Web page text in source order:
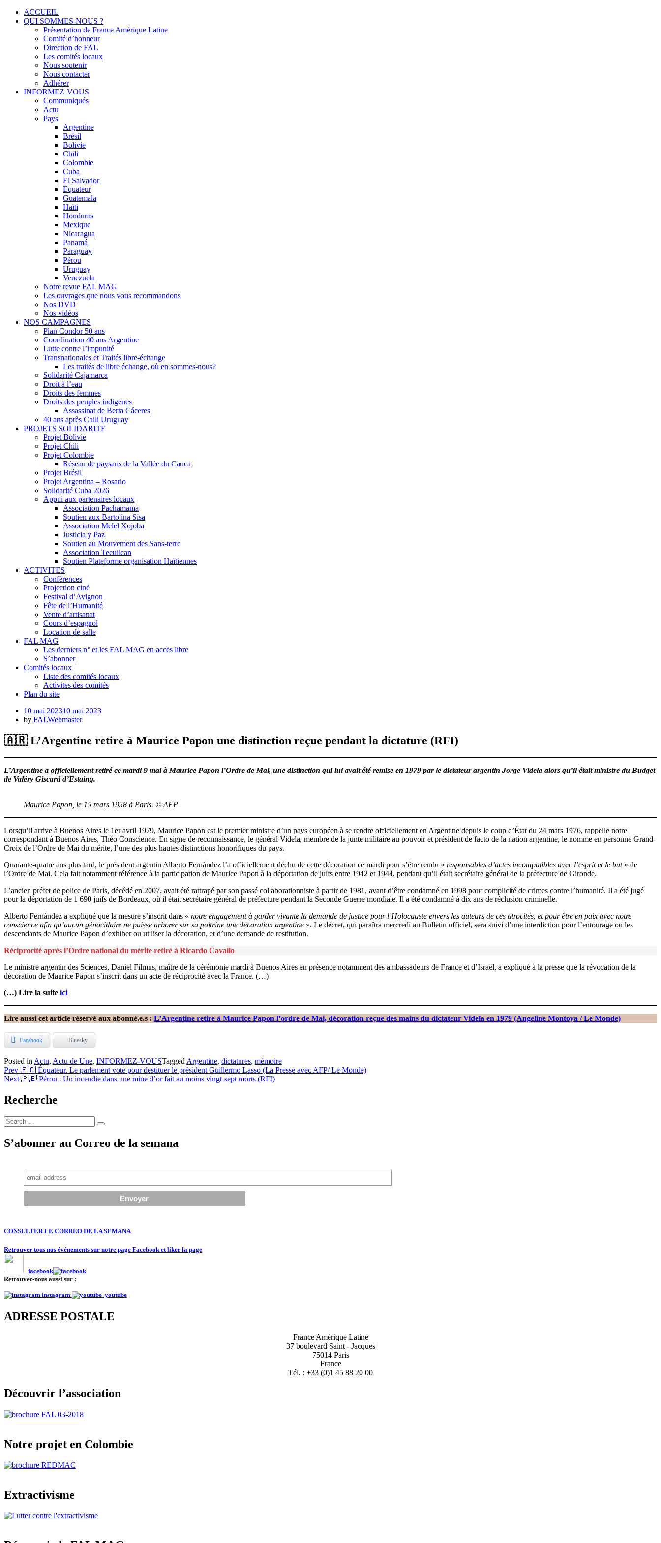
FRANCE AMERIQUE LATINE
Solidarité international et Amitiés entre les peuples
Menu
Skip
ACCUEIL
QUI SOMMES-NOUS ?
Présentation de France Amérique Latine
Comité d’honneur
Direction de FAL
Les comités locaux
Nous soutenir
Nous contacter
Adhérer
INFORMEZ-VOUS
Communiqués
Actu
Pays
Argentine
Brésil
Bolivie
Chili
Colombie
Cuba
El Salvador
Équateur
Guatemala
Haïti
Honduras
Mexique
Nicaragua
Panamá
Paraguay
Pérou
Uruguay
Venezuela
Notre revue FAL MAG
Les ouvrages que nous vous recommandons
Nos DVD
Nos vidéos
NOS CAMPAGNES
Plan Condor 50 ans
Coordination 40 ans Argentine
Lutte contre l’impunité
Transnationales et Traités libre-échange
Les traités de libre échange, où en sommes-nous?
Solidarité Cajamarca
Droit à l’eau
Droits des femmes
Droits des peuples indigènes
Assassinat de Berta Cáceres
40 ans après Chili Uruguay
PROJETS SOLIDARITE
Projet Bolivie
Projet Chili
Projet Colombie
Réseau de paysans de la Vallée du Cauca
Projet Brésil
Projet Argentina – Rosario
Solidarité Cuba 2026
Appui aux partenaires locaux
Association Pachamama
Soutien aux Bartolina Sisa
Association Melel Xojoba
Justicia y Paz
Soutien au Mouvement des Sans-terre
Association Tecuilcan
Soutien Plateforme organisation Haïtiennes
ACTIVITES
Conférences
Projection ciné
Festival d’Avignon
Fête de l’Humanité
Vente d’artisanat
Cours d’espagnol
Location de salle
FAL MAG
Les derniers n° et les FAL MAG en accès libre
S’abonner
Comités locaux
Liste des comités locaux
Activites des comités
Plan du site
Posted
on
10 mai 202310 mai 2023
by FALWebmaster
🇦🇷 L’Argentine retire à Maurice Papon une distinction reçue pendant la dictature (RFI)
L’Argentine a officiellement retiré ce mardi 9 mai à Maurice Papon l’Ordre de Mai, une distinction qui lui avait été remise en 1979 par le dictateur argentin Jorge Videla alors qu’il était ministre du Budget
de Valéry Giscard d’Estaing.
Maurice Papon, le 15 mars 1958 à Paris. © AFP
Lorsqu’il arrive à Buenos Aires le 1er avril 1979, Maurice Papon est le premier ministre d’un pays européen à se rendre officiellement en Argentine depuis le coup d’État du 24 mars 1976, rappelle notre
correspondant à Buenos Aires, Théo Conscience. En signe de reconnaissance, le général Videla, membre de la junte militaire au pouvoir et président de facto de la nation argentine, le nomme en personne Grand-
Croix de l’Ordre de Mai du mérite, l’une des plus hautes distinctions honorifiques du pays.
Quarante-quatre ans plus tard, le président argentin Alberto Fernández l’a officiellement déchu de cette décoration ce mardi pour s’être rendu « responsables d’actes incompatibles avec l’esprit et le but » de
l’Ordre de Mai. Cela fait notamment référence à la participation de Maurice Papon à la déportation de juifs entre 1942 et 1944, pendant qu’il était secrétaire général de la préfecture de Gironde.
L’ancien préfet de police de Paris, décédé en 2007, avait été rattrapé par son passé collaborationniste à partir de 1981, avant d’être condamné en 1998 pour complicité de crimes contre l’humanité. Il a été jugé
pour la déportation de 1 690 juifs de Bordeaux, où il était secrétaire général de préfecture pendant la Seconde Guerre mondiale. Il a été condamné à dix ans de réclusion criminelle.
Alberto Fernández a expliqué que la mesure s’inscrit dans « notre engagement à garder vivante la demande de justice pour l’Holocauste envers les auteurs de ces atrocités, et pour être en paix avec notre
conscience afin qu’aucun génocidaire ne puisse arborer sur sa poitrine une décoration argentine ». Le décret, qui paraîtra mercredi au Bulletin officiel, sera suivi d’une interdiction pour l’entourage ou les
descendants de Maurice Papon d’exhiber ou utiliser la décoration, et d’une demande de restitution.
Réciprocité après l’Ordre national du mérite retiré à Ricardo Cavallo
Le ministre argentin des Sciences, Daniel Filmus, maître de la cérémonie mardi à Buenos Aires en présence notamment des ambassadeurs de France et d’Israël, a expliqué à la presse que la révocation de la
décoration de Maurice Papon s’inscrit dans un acte de réciprocité avec la France. (…)
(…) Lire la suite ici
Lire aussi cet article réservé aux abonné.e.s : L’Argentine retire à Maurice Papon l’ordre de Mai, décoration reçue des mains du dictateur Videla en 1979 (Angeline Montoya / Le Monde)
Facebook Bluesky
Posted in Actu, Actu de Une, INFORMEZ-VOUSTagged Argentine, dictatures, mémoire
Navigation
de
l’article
Prev 🇪🇨 Équateur. Le parlement vote pour destituer le président Guillermo Lasso (La Presse avec AFP/ Le Monde)
Next 🇵🇪 Pérou : Un incendie dans une mine d’or fait au moins vingt-sept morts (RFI)
Recherche
Search
for:
Search
S’abonner au Correo de la semana
CONSULTER LE CORREO DE LA SEMANA
Retrouver tous nos événements sur notre page Facebook et liker la page
facebook
Retrouvez-nous aussi sur :
instagram youtube
ADRESSE POSTALE
France Amérique Latine
37 boulevard Saint - Jacques
75014 Paris
France
Tél. : +33 (0)1 45 88 20 00
Découvrir l’association
Notre projet en Colombie
Extractivisme